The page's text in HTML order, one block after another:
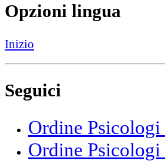
Opzioni lingua
Inizio
Seguici
Ordine
Ordine